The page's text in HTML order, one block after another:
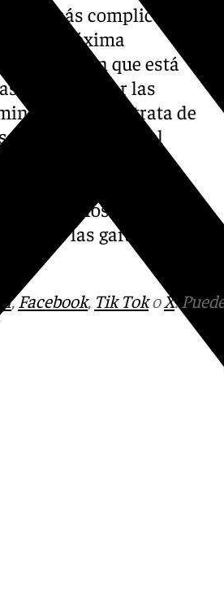
vez más complicado,
en la próxima
explican que está
para adaptar las
Se trata de
y que marcará el
empresarial
actuaciones previstas
los
todas las garantías y
,Facebook, Tik TokoX.